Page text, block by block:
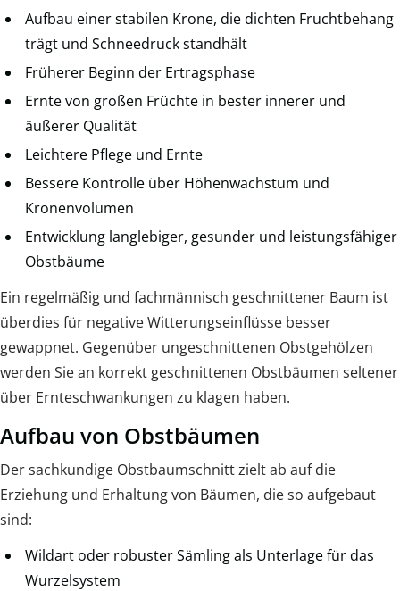
Aufbau einer stabilen Krone, die dichten Fruchtbehang
trägt und Schneedruck standhält
Früherer Beginn der Ertragsphase
Ernte von großen Früchte in bester innerer und
äußerer Qualität
Leichtere Pflege und Ernte
Bessere Kontrolle über Höhenwachstum und
Kronenvolumen
Entwicklung langlebiger, gesunder und leistungsfähiger
Obstbäume
Ein regelmäßig und fachmännisch geschnittener Baum ist
überdies für negative Witterungseinflüsse besser
gewappnet. Gegenüber ungeschnittenen Obstgehölzen
werden Sie an korrekt geschnittenen Obstbäumen seltener
über Ernteschwankungen zu klagen haben.
Aufbau von Obstbäumen
Der sachkundige Obstbaumschnitt zielt ab auf die
Erziehung und Erhaltung von Bäumen, die so aufgebaut
sind:
Wildart oder robuster Sämling als Unterlage für das
Wurzelsystem